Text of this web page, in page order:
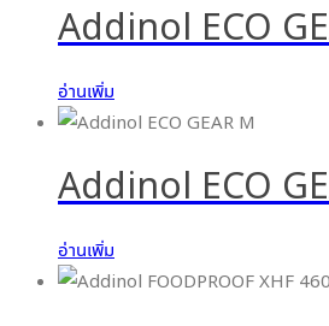
Addinol ECO
อ่านเพิ่ม
Addinol ECO
อ่านเพิ่ม